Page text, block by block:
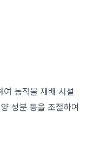
농작물 재배 시설
성분 등을 조절하여